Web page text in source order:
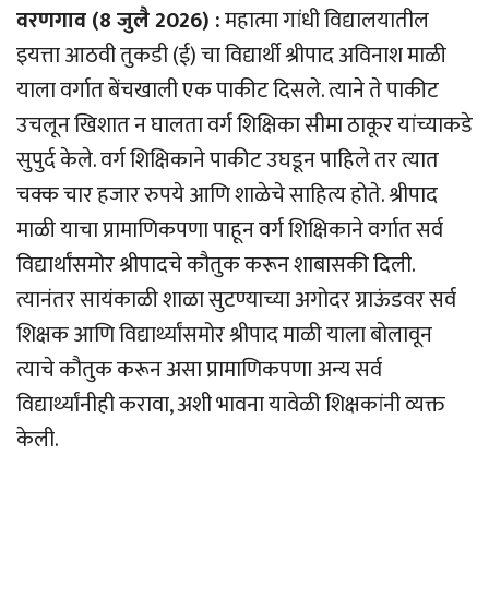
वरणगाव (8 जुलै 2026) :महात्मा गांधी विद्यालयातील
इयत्ता आठवी तुकडी (ई) चा विद्यार्थी श्रीपाद अविनाश माळी
याला वर्गात बेंचखाली एक पाकीट दिसले. त्याने ते पाकीट
उचलून खिशात न घालता वर्ग शिक्षिका सीमा ठाकूर यांच्याकडे
सुपुर्द केले. वर्ग शिक्षिकाने पाकीट उघडून पाहिले तर त्यात
चक्क चार हजार रुपये आणि शाळेचे साहित्य होते. श्रीपाद
माळी याचा प्रामाणिकपणा पाहून वर्ग शिक्षिकाने वर्गात सर्व
विद्यार्थांसमोर श्रीपादचे कौतुक करून शाबासकी दिली.
त्यानंतर सायंकाळी शाळा सुटण्याच्या अगोदर ग्राऊंडवर सर्व
शिक्षक आणि विद्यार्थ्यांसमोर श्रीपाद माळी याला बोलावून
त्याचे कौतुक करून असा प्रामाणिकपणा अन्य सर्व
विद्यार्थ्यांनीही करावा, अशी भावना यावेळी शिक्षकांनी व्यक्त
केली.